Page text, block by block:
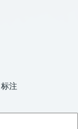
标注